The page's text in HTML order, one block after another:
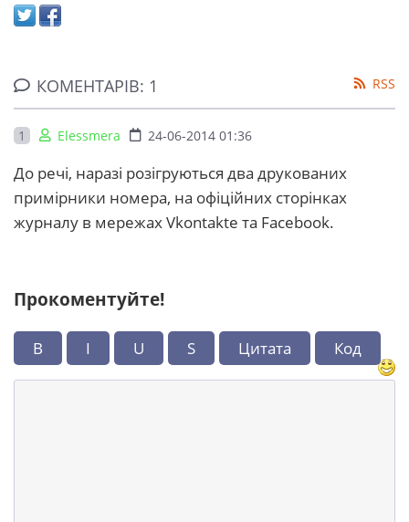
КОМЕНТАРІВ: 1 RSS
1 Elessmera 24-06-2014 01:36
До речі, наразі розігруються два друкованих
примірники номера, на офіційних сторінках
журналу в мережах Vkontakte та Facebook.
Прокоментуйте!
B I U S Цитата Код